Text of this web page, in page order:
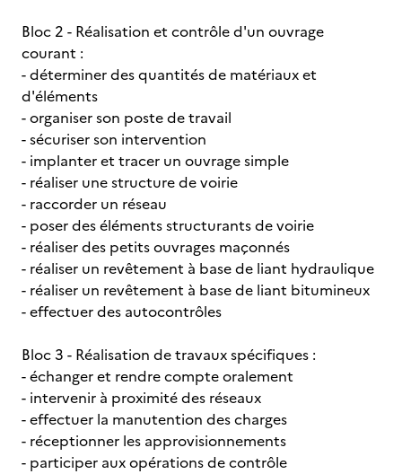
Bloc 2 - Réalisation et contrôle d'un ouvrage
courant :
- déterminer des quantités de matériaux et
d'éléments
- organiser son poste de travail
- sécuriser son intervention
- implanter et tracer un ouvrage simple
- réaliser une structure de voirie
- raccorder un réseau
- poser des éléments structurants de voirie
- réaliser des petits ouvrages maçonnés
- réaliser un revêtement à base de liant hydraulique
- réaliser un revêtement à base de liant bitumineux
- effectuer des autocontrôles
Bloc 3 - Réalisation de travaux spécifiques :
- échanger et rendre compte oralement
- intervenir à proximité des réseaux
- effectuer la manutention des charges
- réceptionner les approvisionnements
- participer aux opérations de contrôle